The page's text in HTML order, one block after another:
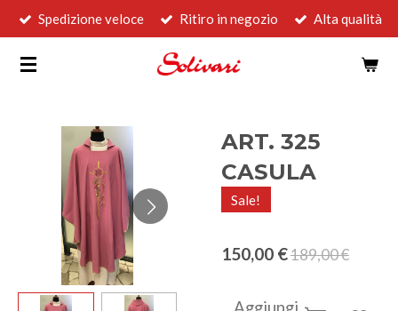
Vai
contenuto
Spedizione veloce Ritiro in negozio Alta qualità
ART. 325
CASULA
Sale!
150,00 €189,00 €
Aggiungi